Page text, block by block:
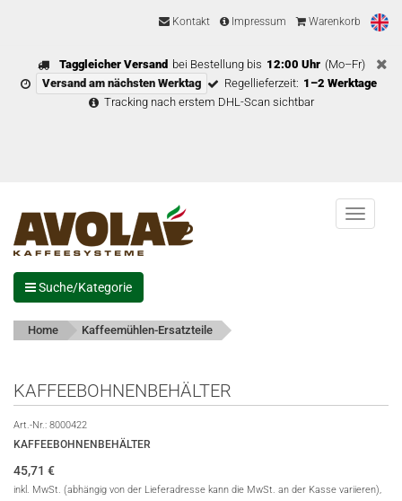
Kontakt Impressum Warenkorb
Taggleicher Versand bei Bestellung bis 12:00 Uhr (Mo–Fr)
Versand am nächsten Werktag
Regellieferzeit: 1–2 Werktage
Tracking nach erstem DHL-Scan sichtbar
Menu
Suche/Kategorie
Home Kaffeemühlen-Ersatzteile
KAFFEEBOHNENBEHÄLTER
Art.-Nr.: 8000422
KAFFEEBOHNENBEHÄLTER
45,71 €
inkl. MwSt. (abhängig von der Lieferadresse kann die MwSt. an der Kasse variieren),